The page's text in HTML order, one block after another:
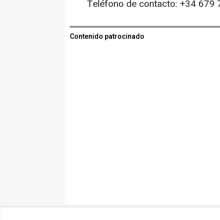
Teléfono de contacto: +34 679
Contenido patrocinado